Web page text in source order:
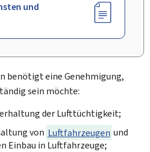
und
benötigt eine Genehmigung,
sein möchte:
der Lufttüchtigkeit;
von Luftfahrzeugen und
Einbau in Luftfahrzeuge;